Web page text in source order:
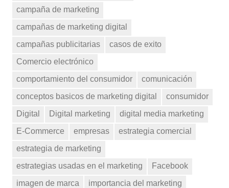
campaña de marketing
campañas de marketing digital
campañas publicitarias
casos de exito
Comercio electrónico
comportamiento del consumidor
comunicación
conceptos basicos de marketing digital
consumidor
Digital
Digital marketing
digital media marketing
E-Commerce
empresas
estrategia comercial
estrategia de marketing
estrategias usadas en el marketing
Facebook
imagen de marca
importancia del marketing